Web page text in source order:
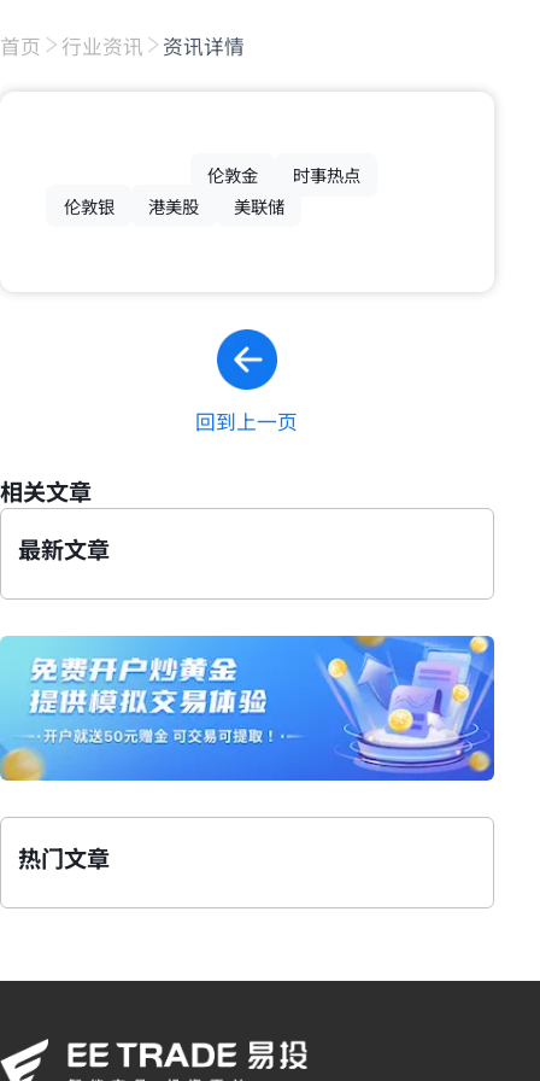
首页 行业资讯 资讯详情
伦敦金
时事热点
伦敦银
港美股 美联储
回到上一页
相关文章
最新文章
热门文章